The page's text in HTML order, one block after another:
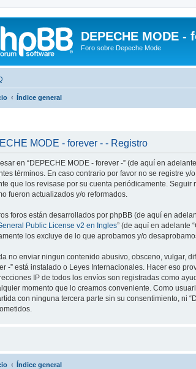
DEPECHE MODE -
Foro sobre Depeche Mode
Índice general
MODE - forever - - Registro
en “DEPECHE MODE - forever -” (de aquí en
términos. En caso contrario por favor no se registre
que los revisase por su cuenta periódicamente.
fueron actualizados y/o reformados.
foros están desarrollados por phpBB (de aquí en
Public License v2 en Ingles” (de aquí en adelante
los excluye de lo que aprobamos y/o
no enviar ningun contenido abusivo, obsceno, vulgar,
-” está instalado o Leyes Internacionales. Hacer eso
IP de todos los envíos son registradas como
momento que lo creamos conveniente. Como
con ninguna tercera parte sin su consentimiento, ni
Índice general